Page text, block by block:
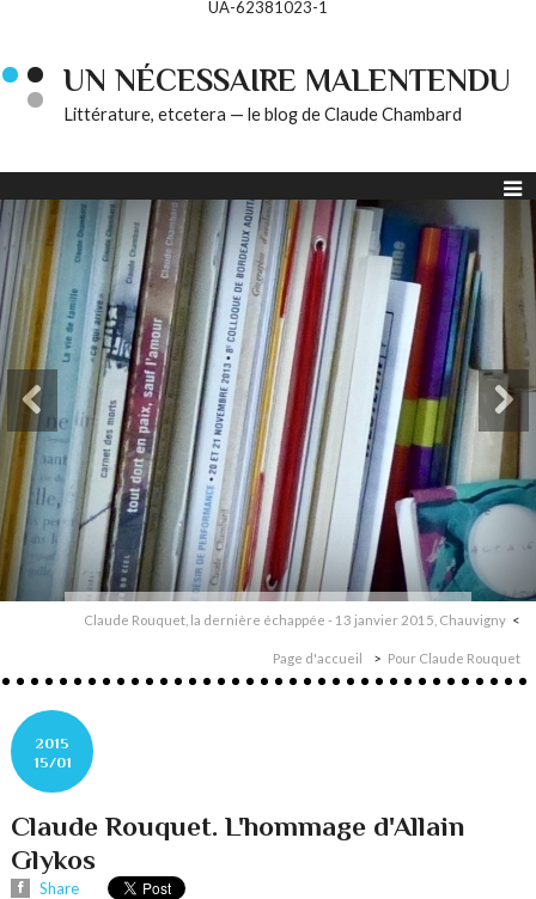
UA-62381023-1
UN NÉCESSAIRE MALENTENDU
Littérature, etcetera — le blog de Claude Chambard
Claude Rouquet, la dernière échappée - 13 janvier 2015, Chauvigny
Page d'accueil Pour Claude Rouquet
2015
15/01
Claude Rouquet. L'hommage d'Allain
Glykos
Share